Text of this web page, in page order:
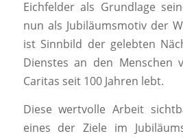
Eichfelder als Grundlage
nun als Jubiläumsmotiv der
ist Sinnbild der gelebten
Dienstes an den Menschen
Caritas seit 100 Jahren lebt.
Diese wertvolle Arbeit
eines der Ziele im